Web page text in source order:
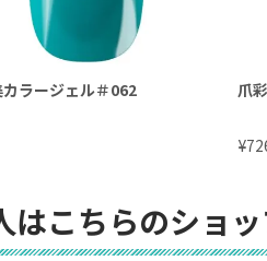
ラージェル＃062 爪
¥
はこちらのショ